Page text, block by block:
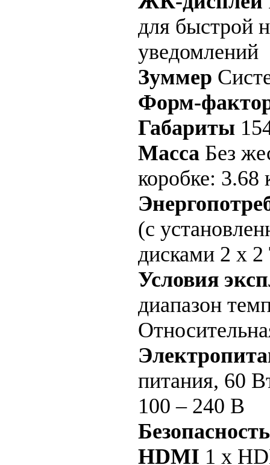
для быстрой
уведомлений
Зуммер
Форм-
Габариты
Масса Без
коробке: 3.68
(с
дисками 2 х 2
Условия
диапазон
питания, 60
100 – 240 В
Безопасность
HDMI 1 x